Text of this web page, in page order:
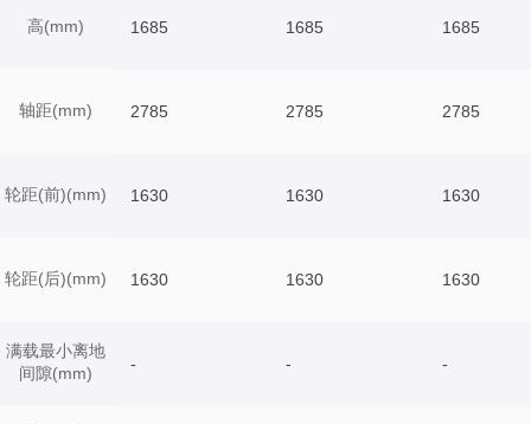
高(mm)
轴距(mm)
轮距(前)(mm)
轮距(后)(mm)
满载最小离地
间隙(mm)
1685 1685 1685
2785 2785 2785
1630 1630 1630
1630 1630 1630
- - -